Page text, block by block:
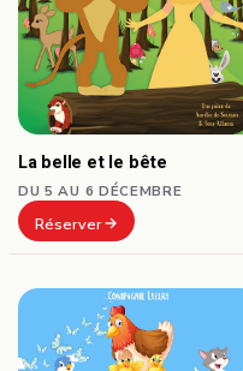
La belle et le bête
DU 5 AU 6 DÉCEMBRE
Réserver